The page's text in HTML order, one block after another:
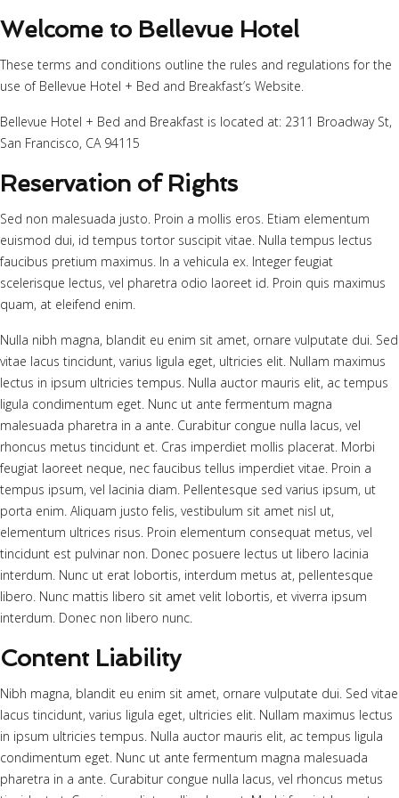
Welcome to Bellevue Hotel
These terms and conditions outline the rules and regulations for the
use of Bellevue Hotel + Bed and Breakfast’s Website.
Bellevue Hotel + Bed and Breakfast is located at: 2311 Broadway St,
San Francisco, CA 94115
Reservation of Rights
Sed non malesuada justo. Proin a mollis eros. Etiam elementum
euismod dui, id tempus tortor suscipit vitae. Nulla tempus lectus
faucibus pretium maximus. In a vehicula ex. Integer feugiat
scelerisque lectus, vel pharetra odio laoreet id. Proin quis maximus
quam, at eleifend enim.
Nulla nibh magna, blandit eu enim sit amet, ornare vulputate dui. Sed
vitae lacus tincidunt, varius ligula eget, ultricies elit. Nullam maximus
lectus in ipsum ultricies tempus. Nulla auctor mauris elit, ac tempus
ligula condimentum eget. Nunc ut ante fermentum magna
malesuada pharetra in a ante. Curabitur congue nulla lacus, vel
rhoncus metus tincidunt et. Cras imperdiet mollis placerat. Morbi
feugiat laoreet neque, nec faucibus tellus imperdiet vitae. Proin a
tempus ipsum, vel lacinia diam. Pellentesque sed varius ipsum, ut
porta enim. Aliquam justo felis, vestibulum sit amet nisl ut,
elementum ultrices risus. Proin elementum consequat metus, vel
tincidunt est pulvinar non. Donec posuere lectus ut libero lacinia
interdum. Nunc ut erat lobortis, interdum metus at, pellentesque
libero. Nunc mattis libero sit amet velit lobortis, et viverra ipsum
interdum. Donec non libero nunc.
Content Liability
Nibh magna, blandit eu enim sit amet, ornare vulputate dui. Sed vitae
lacus tincidunt, varius ligula eget, ultricies elit. Nullam maximus lectus
in ipsum ultricies tempus. Nulla auctor mauris elit, ac tempus ligula
condimentum eget. Nunc ut ante fermentum magna malesuada
pharetra in a ante. Curabitur congue nulla lacus, vel rhoncus metus